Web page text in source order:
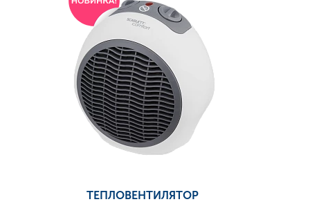
ТЕПЛОВЕНТИЛЯТОР